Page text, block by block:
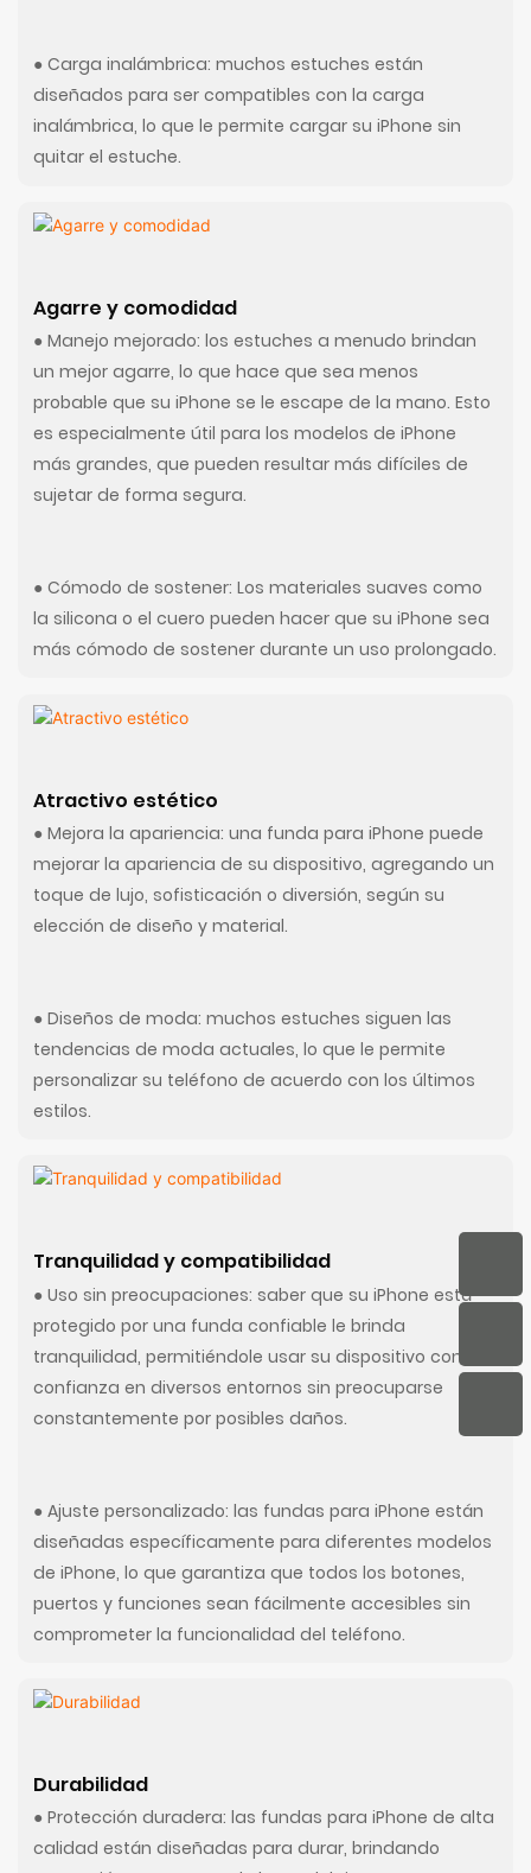
● Carga inalámbrica: muchos estuches están
diseñados para ser compatibles con la carga
inalámbrica, lo que le permite cargar su iPhone sin
quitar el estuche.
Agarre y comodidad
● Manejo mejorado: los estuches a menudo brindan
un mejor agarre, lo que hace que sea menos
probable que su iPhone se le escape de la mano. Esto
es especialmente útil para los modelos de iPhone
más grandes, que pueden resultar más difíciles de
sujetar de forma segura.
● Cómodo de sostener: Los materiales suaves como
la silicona o el cuero pueden hacer que su iPhone sea
más cómodo de sostener durante un uso prolongado.
Atractivo estético
● Mejora la apariencia: una funda para iPhone puede
mejorar la apariencia de su dispositivo, agregando un
toque de lujo, sofisticación o diversión, según su
elección de diseño y material.
● Diseños de moda: muchos estuches siguen las
tendencias de moda actuales, lo que le permite
personalizar su teléfono de acuerdo con los últimos
estilos.
Tranquilidad y compatibilidad
● Uso sin preocupaciones: saber que su iPhone está
protegido por una funda confiable le brinda
tranquilidad, permitiéndole usar su dispositivo con
confianza en diversos entornos sin preocuparse
constantemente por posibles daños.
● Ajuste personalizado: las fundas para iPhone están
diseñadas específicamente para diferentes modelos
de iPhone, lo que garantiza que todos los botones,
puertos y funciones sean fácilmente accesibles sin
comprometer la funcionalidad del teléfono.
Durabilidad
● Protección duradera: las fundas para iPhone de alta
calidad están diseñadas para durar, brindando